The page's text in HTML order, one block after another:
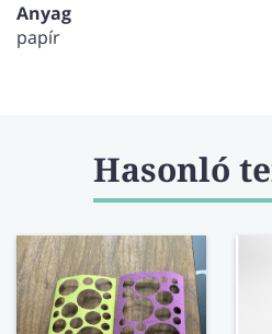
Anyag
papír
Hasonló